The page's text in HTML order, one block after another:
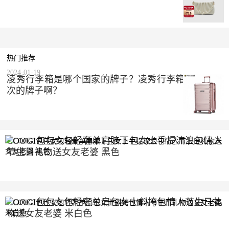
热门推荐
凌秀行李箱是哪个国家的牌子？凌秀行李箱是什么档
次的牌子啊？
2024-01-19
COOGI包包女包轻奢单肩腋下包女士手提流浪包情人
节生日礼物送女友老婆 黑色
COOGI包包女包轻奢单肩包女士斜挎包情人节生日礼
物送女友老婆 米白色